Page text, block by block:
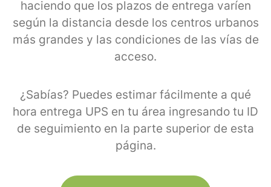
haciendo que los plazos de entrega varíen
según la distancia desde los centros urbanos
más grandes y las condiciones de las vías de
acceso.
¿Sabías? Puedes estimar fácilmente a qué
hora entrega UPS en tu área ingresando tu ID
de seguimiento en la parte superior de esta
página.